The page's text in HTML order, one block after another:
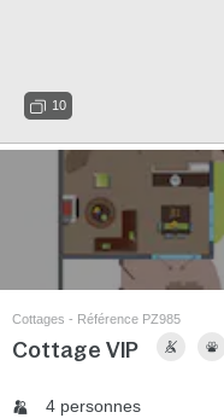
10
Cottages - Référence PZ985
Cottage VIP
4 personnes